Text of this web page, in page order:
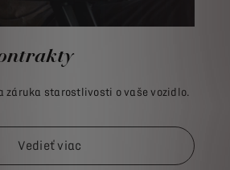
záruka starostlivosti o vaše vozidlo.
Vedieť viac